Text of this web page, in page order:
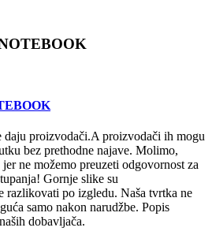
daju proizvodači.A proizvodači ih mogu
bez prethodne najave. Molimo,
ne možemo preuzeti odgovornost za
Gornje slike su
razlikovati po izgledu. Naša tvrtka ne
samo nakon narudžbe. Popis
dobavljača.